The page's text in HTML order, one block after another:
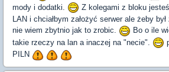
mody i dodatki.
Z kolegami z bloku
LAN i chciałbym założyć serwer ale żeby
nie wiem zbytnio jak to zrobic.
Bo o ile
takie rzeczy na lan a inaczej na "necie".
PILN